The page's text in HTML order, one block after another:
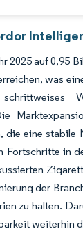
auf 0,95
was
die eine
Fortschritte in
der
zu halten.
weiterhin